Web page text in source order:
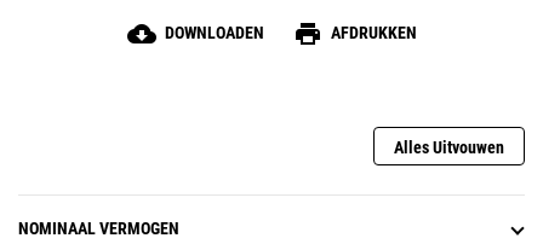
cloud_download DOWNLOADEN print AFDRUKKEN
Alles Uitvouwen
NOMINAAL VERMOGEN